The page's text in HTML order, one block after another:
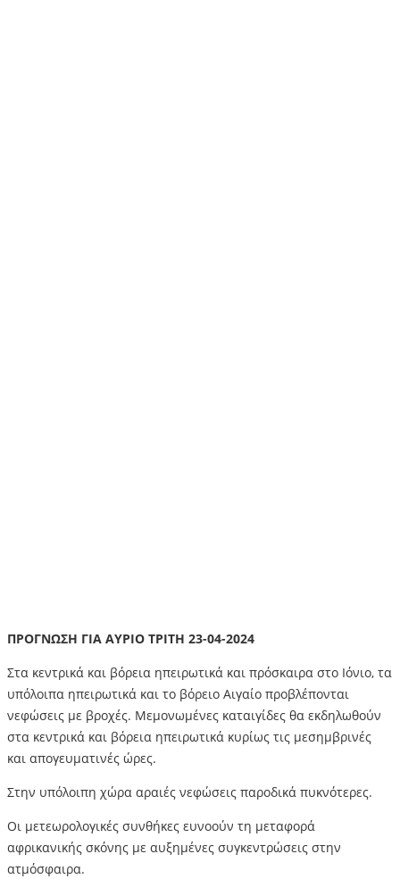
ΠΡΟΓΝΩΣΗ ΓΙΑ ΑΥΡΙΟ ΤΡΙΤΗ 23-04-2024
Στα κεντρικά και βόρεια ηπειρωτικά και πρόσκαιρα στο Ιόνιο, τα
υπόλοιπα ηπειρωτικά και το βόρειο Αιγαίο προβλέπονται
νεφώσεις με βροχές. Μεμονωμένες καταιγίδες θα εκδηλωθούν
στα κεντρικά και βόρεια ηπειρωτικά κυρίως τις μεσημβρινές
και απογευματινές ώρες.
Στην υπόλοιπη χώρα αραιές νεφώσεις παροδικά πυκνότερες.
Οι μετεωρολογικές συνθήκες ευνοούν τη μεταφορά
αφρικανικής σκόνης με αυξημένες συγκεντρώσεις στην
ατμόσφαιρα.